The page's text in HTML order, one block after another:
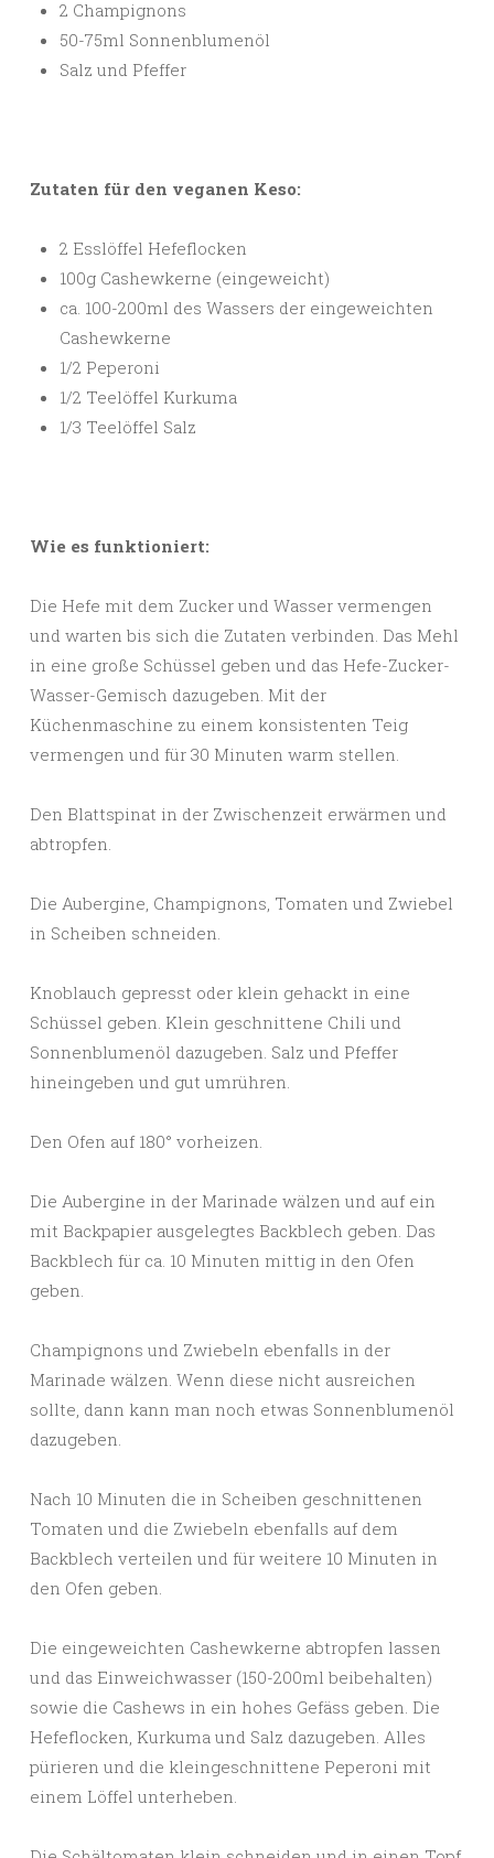
2 Champignons
50-75ml Sonnenblumenöl
Salz und Pfeffer
Zutaten für den veganen Keso:
2 Esslöffel Hefeflocken
100g Cashewkerne (eingeweicht)
ca. 100-200ml des Wassers der eingeweichten
Cashewkerne
1/2 Peperoni
1/2 Teelöffel Kurkuma
1/3 Teelöffel Salz
Wie es funktioniert:
Die Hefe mit dem Zucker und Wasser vermengen
und warten bis sich die Zutaten verbinden. Das Mehl
in eine große Schüssel geben und das Hefe-Zucker-
Wasser-Gemisch dazugeben. Mit der
Küchenmaschine zu einem konsistenten Teig
vermengen und für 30 Minuten warm stellen.
Den Blattspinat in der Zwischenzeit erwärmen und
abtropfen.
Die Aubergine, Champignons, Tomaten und Zwiebel
in Scheiben schneiden.
Knoblauch gepresst oder klein gehackt in eine
Schüssel geben. Klein geschnittene Chili und
Sonnenblumenöl dazugeben. Salz und Pfeffer
hineingeben und gut umrühren.
Den Ofen auf 180° vorheizen.
Die Aubergine in der Marinade wälzen und auf ein
mit Backpapier ausgelegtes Backblech geben. Das
Backblech für ca. 10 Minuten mittig in den Ofen
geben.
Champignons und Zwiebeln ebenfalls in der
Marinade wälzen. Wenn diese nicht ausreichen
sollte, dann kann man noch etwas Sonnenblumenöl
dazugeben.
Nach 10 Minuten die in Scheiben geschnittenen
Tomaten und die Zwiebeln ebenfalls auf dem
Backblech verteilen und für weitere 10 Minuten in
den Ofen geben.
Die eingeweichten Cashewkerne abtropfen lassen
und das Einweichwasser (150-200ml beibehalten)
sowie die Cashews in ein hohes Gefäss geben. Die
Hefeflocken, Kurkuma und Salz dazugeben. Alles
pürieren und die kleingeschnittene Peperoni mit
einem Löffel unterheben.